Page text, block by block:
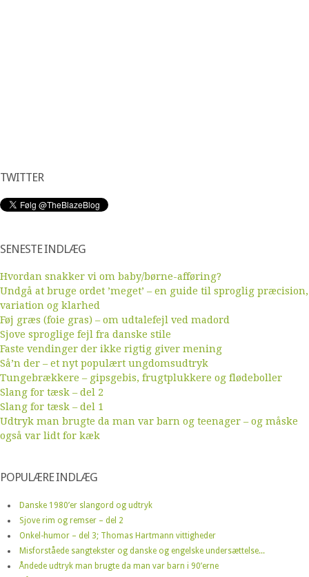
TWITTER
SENESTE INDLÆG
Hvordan snakker vi om baby/børne-afføring?
Undgå at bruge ordet ’meget’ – en guide til sproglig præcision,
variation og klarhed
Føj græs (foie gras) – om udtalefejl ved madord
Sjove sproglige fejl fra danske stile
Faste vendinger der ikke rigtig giver mening
Så’n der – et nyt populært ungdomsudtryk
Tungebrækkere – gipsgebis, frugtplukkere og flødeboller
Slang for tæsk – del 2
Slang for tæsk – del 1
Udtryk man brugte da man var barn og teenager – og måske
også var lidt for kæk
POPULÆRE INDLÆG
Danske 1980’er slangord og udtryk
Sjove rim og remser – del 2
Onkel-humor – del 3; Thomas Hartmann vittigheder
Misforståede sangtekster og danske og engelske undersættelse...
Åndede udtryk man brugte da man var barn i 90’erne